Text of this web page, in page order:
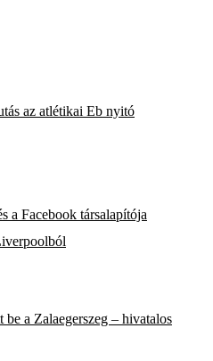
az atlétikai Eb nyitó
a Facebook társalapítója
a Zalaegerszeg – hivatalos